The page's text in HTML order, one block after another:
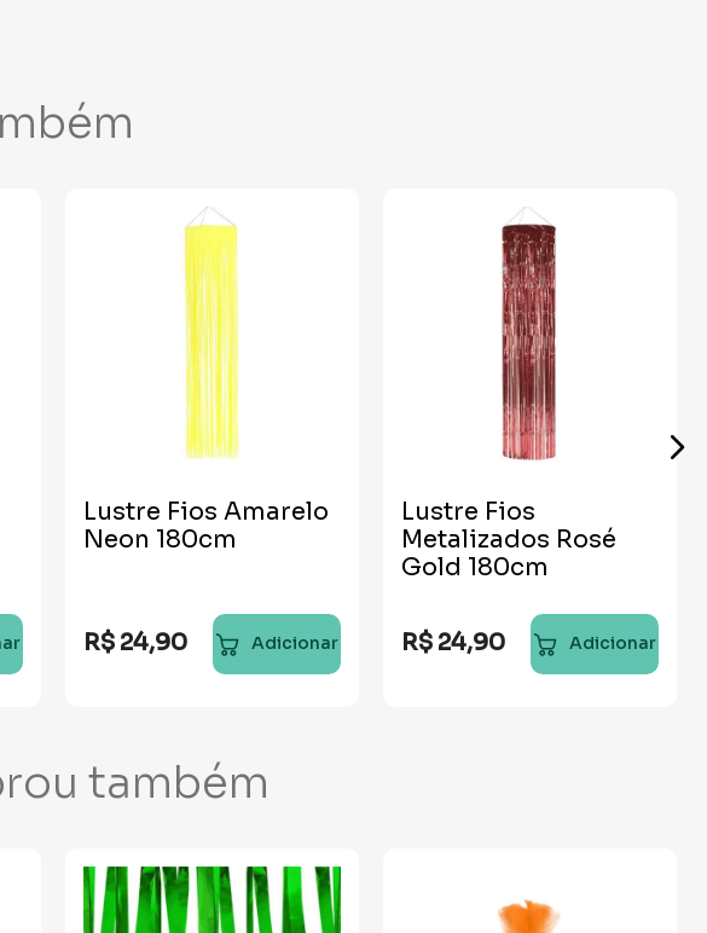
Lustre Fios Amarelo
Neon 180cm
R$ 24,90 Adicionar
Lustre Fios
Metalizados Rosé
Gold 180cm
R$ 24,90 Adicionar
também